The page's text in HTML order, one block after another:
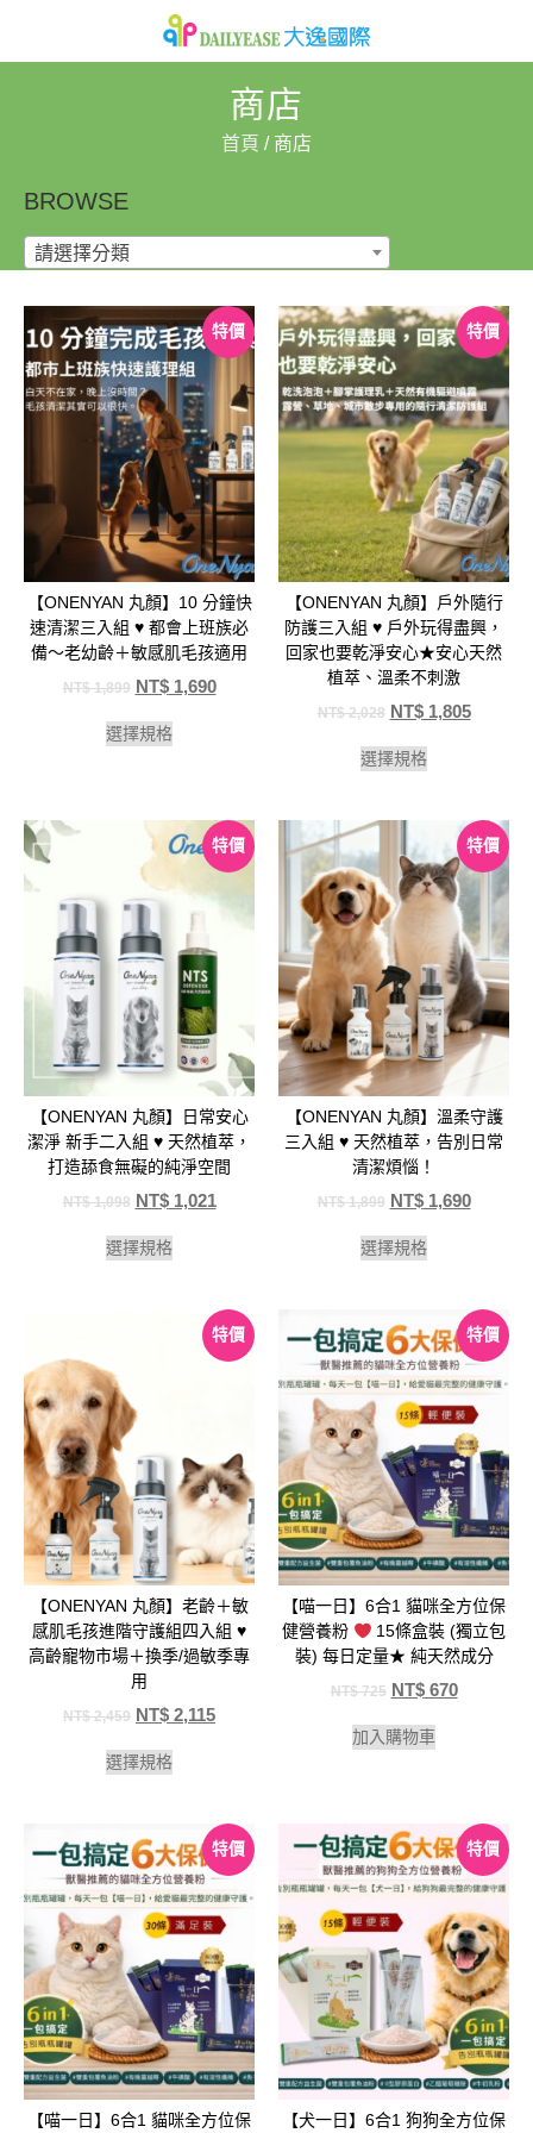
商店
首頁 / 商店
BROWSE
請選擇分類
特價
【ONENYAN 丸顏】10 分鐘快
速清潔三入組 ♥️ 都會上班族必
備～老幼齡＋敏感肌毛孩適用
NT$1,899 NT$1,690
選擇規格
特價
【ONENYAN 丸顏】戶外隨行
防護三入組 ♥️ 戶外玩得盡興，
回家也要乾淨安心★安心天然
植萃、溫柔不刺激
NT$2,028 NT$1,805
選擇規格
特價
【ONENYAN 丸顏】日常安心
潔淨 新手二入組 ♥️ 天然植萃，
打造舔食無礙的純淨空間
NT$1,098 NT$1,021
選擇規格
特價
【ONENYAN 丸顏】溫柔守護
三入組 ♥️ 天然植萃，告別日常
清潔煩惱！
NT$1,899 NT$1,690
選擇規格
特價
【ONENYAN 丸顏】老齡＋敏
感肌毛孩進階守護組四入組 ♥️
高齡寵物市場＋換季/過敏季專
用
NT$2,459 NT$ 2,115
選擇規格
特價
【喵一日】6合1 貓咪全方位保
健營養粉
15條盒裝 (獨立包
裝) 每日定量★ 純天然成分
NT$725 NT$670
加入購物車
特價
【喵一日】6合1 貓咪全方位保
特價
【犬一日】6合1 狗狗全方位保